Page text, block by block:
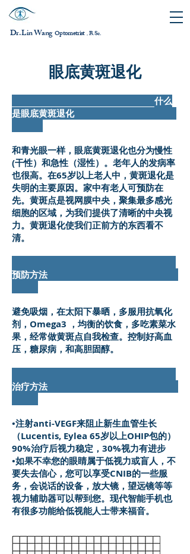
Dr. Lin WangOptometrist，B.Sc.
眼底黄斑退化
什么
是眼底黄斑退化
和青光眼一样，眼底黄斑退化也分为慢性
(干性）和急性（湿性）。老年人的发病率
也很高。在65岁以上老人中，黄斑退化是
失明的主要原因。家中有老人可预防在
先。黄斑点是视网膜中央，聚集最多感光
细胞的区域，为我们提供了清晰的中央视
力。黄斑退化使我们正前方的东西看不
清。
预防方法
避免吸烟，在太阳下暴晒，多服用抗氧化
剂，Omega3 ，均衡的饮食，多吃素菜水
果，经常做黄斑点自我检查。控制好高血
压，糖尿病，和高胆固醇。
治疗方法
•注射anti-VEGF来阻止新生血管生长
（Lucentis, Eylea 65岁以上OHIP包的）
90%治疗后视力稳定，30%视力有进步
•如果不幸您的眼睛属于低视力或盲人，不
要失去信心，您可以享受CNIB的一些服
务，会说话的设备，放大镜，望远镜等等
视力辅助器可以帮到您。现代智能手机也
有很多功能给低视能人士带来福音。